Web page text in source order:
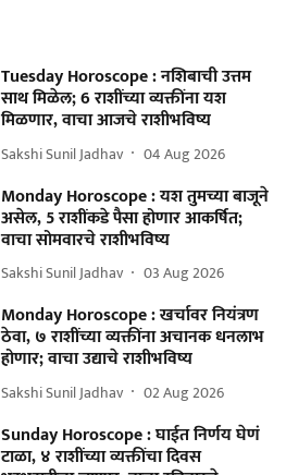
Tuesday Horoscope : नशिबाची उत्तम
साथ मिळेल; 6 राशींच्या व्यक्तींना यश
मिळणार, वाचा आजचे राशीभविष्य
Sakshi Sunil Jadhav 04 Aug 2026
Monday Horoscope : यश तुमच्या बाजूने
असेल, 5 राशींकडे पैसा होणार आकर्षित;
वाचा सोमवारचे राशीभविष्य
Sakshi Sunil Jadhav 03 Aug 2026
Monday Horoscope : खर्चावर नियंत्रण
ठेवा, ७ राशींच्या व्यक्तींना अचानक धनलाभ
होणार; वाचा उद्याचे राशीभविष्य
Sakshi Sunil Jadhav 02 Aug 2026
Sunday Horoscope : घाईत निर्णय घेणं
टाळा, ४ राशींच्या व्यक्तींचा दिवस